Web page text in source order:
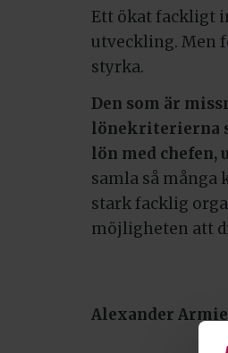
Ett ökat fackligt
utveckling. Men
styrka.
Den som är
lönekriterierna
lön med chefen,
samla så
stark facklig
möjligheten att
Alexander